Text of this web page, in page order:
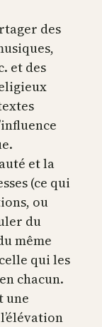
des
et des
et la
(ce qui
ou
du
même
qui les
chacun.
une